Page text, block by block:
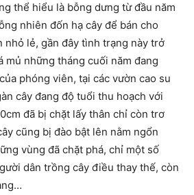
thể hiểu là bỗng dưng từ đầu năm
nhiên đốn hạ cây để bán cho
nhỏ lẻ, gần đây tình trạng này trở
mủ những tháng cuối năm đang
phóng viên, tại các vườn cao su
cây đang độ tuổi thu hoạch với
đã bị chặt lấy thân chỉ còn trơ
cũng bị đào bật lên nằm ngổn
vùng đã chặt phá, chỉ một số
dân trồng cây điều thay thế, còn